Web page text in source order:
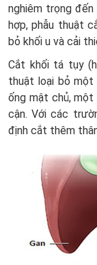
nghiêm trọng
hợp, phẫu thuật
bỏ khối u và cải
Cắt khối tá tụy
thuật loại bỏ một
ống mật chủ, một
cận. Với các
định cắt thêm